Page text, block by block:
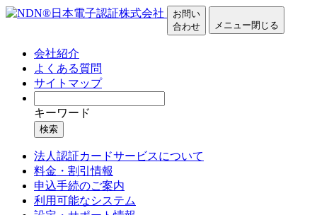
お問い
合わせ
メニュー閉じる
会社紹介
よくある質問
サイトマップ
キーワード
検索
法人認証カードサービスについて
料金・割引情報
申込手続のご案内
利用可能なシステム